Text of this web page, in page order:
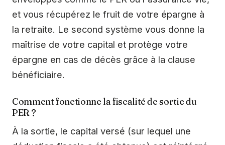
et vous récupérez le fruit de votre épargne à
la retraite. Le second système vous donne la
maîtrise de votre capital et protège votre
épargne en cas de décès grâce à la clause
bénéficiaire.
Comment fonctionne la fiscalité de sortie du
PER ?
À la sortie, le capital versé (sur lequel une